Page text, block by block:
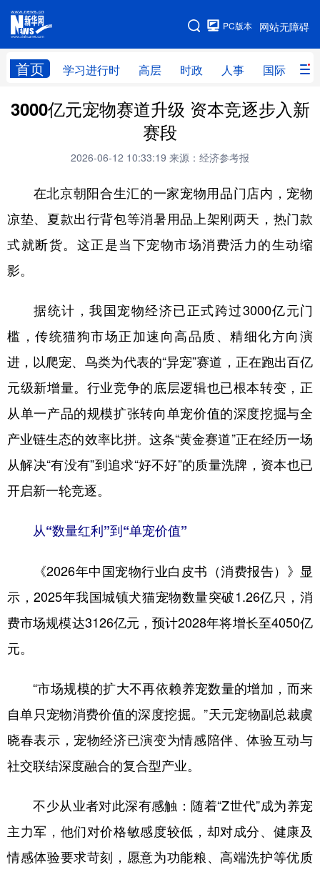
网站无障碍
PC版本
首页 学习进行时 高层 时政 人事 国际 财
网站地图
学习进行时 高层 时政 人事
全球连线
科技 科创 量子 体育
文化 书画 健康 军事
食品 人居 信息化 数字经济
学术中国 乡村振兴 银龄 溯源中国
彩票 娱乐 时尚 悦读
公益 一带一路 亚太网 上市公司
文化产业
地方频道
浙江 安徽 江西
陕西 甘肃 青海 宁夏
新疆 内蒙古 黑龙江
English Español Français عربى
3000亿元宠物赛道升级 资本竞逐步入新
赛段
2026-06-12 10:33:19 来源：经济参考报
在北京朝阳合生汇的一家宠物用品门店内，宠物
凉垫、夏款出行背包等消暑用品上架刚两天，热门款
式就断货。这正是当下宠物市场消费活力的生动缩
影。
据统计，我国宠物经济已正式跨过3000亿元门
槛，传统猫狗市场正加速向高品质、精细化方向演
进，以爬宠、鸟类为代表的“异宠”赛道，正在跑出百亿
元级新增量。行业竞争的底层逻辑也已根本转变，正
从单一产品的规模扩张转向单宠价值的深度挖掘与全
产业链生态的效率比拼。这条“黄金赛道”正在经历一场
从解决“有没有”到追求“好不好”的质量洗牌，资本也已
开启新一轮竞逐。
从“数量红利”到“单宠价值”
《2026年中国宠物行业白皮书（消费报告）》显
示，2025年我国城镇犬猫宠物数量突破1.26亿只，消
费市场规模达3126亿元，预计2028年将增长至4050亿
元。
“市场规模的扩大不再依赖养宠数量的增加，而来
自单只宠物消费价值的深度挖掘。”天元宠物副总裁虞
晓春表示，宠物经济已演变为情感陪伴、体验互动与
社交联结深度融合的复合型产业。
不少从业者对此深有感触：随着“Z世代”成为养宠
主力军，他们对价格敏感度较低，却对成分、健康及
情感体验要求苛刻，愿意为功能粮、高端洗护等优质